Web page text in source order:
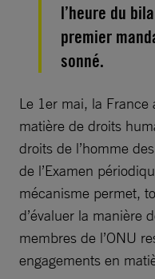
l’heure du
premier
sonné.
Le 1er mai, la France
matière de droits
droits de l’homme
de l’Examen
mécanisme permet,
d’évaluer la manière
membres de l’ONU
engagements en